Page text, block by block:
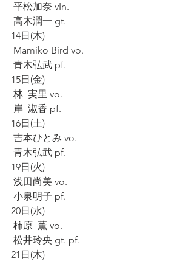
平松加奈 vIn.
高木潤一 gt.
14日(木)
Mamiko Bird vo.
青木弘武 pf.
15日(金)
林  実里 vo.
岸  淑香 pf.
16日(土)
吉本ひとみ vo.
青木弘武 pf.
19日(火)
浅田尚美 vo.
小泉明子 pf.
20日(水)
柿原  薫 vo.
松井玲央 gt. pf.
21日(木)